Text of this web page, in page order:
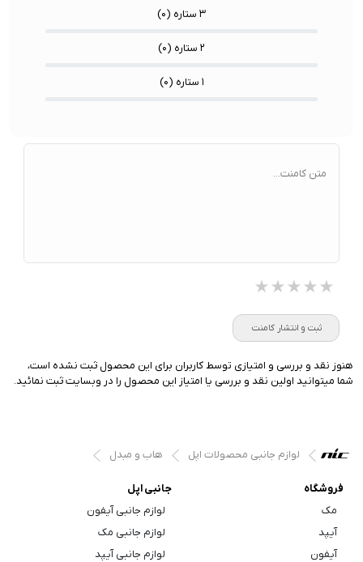
۳ ستاره ( ۰)
۲ ستاره ( ۰)
۱ ستاره ( ۰)
متن کامنت...
★★★★★
★★★★★
★★★★★
ثبت و انتشار کامنت
هنوز نقد و بررسی و امتیازی توسط کاربران برای این محصول ثبت نشده است،
شما میتوانید اولین نقد و بررسی یا امتیاز این محصول را در وبسایت ثبت نمائید.
لوازم جانبی محصولات اپل هاب و مبدل
فروشگاه
مک
آیپد
آیفون
جانبی اپل
لوازم جانبی آیفون
لوازم جانبی مک
لوازم جانبی آیپد